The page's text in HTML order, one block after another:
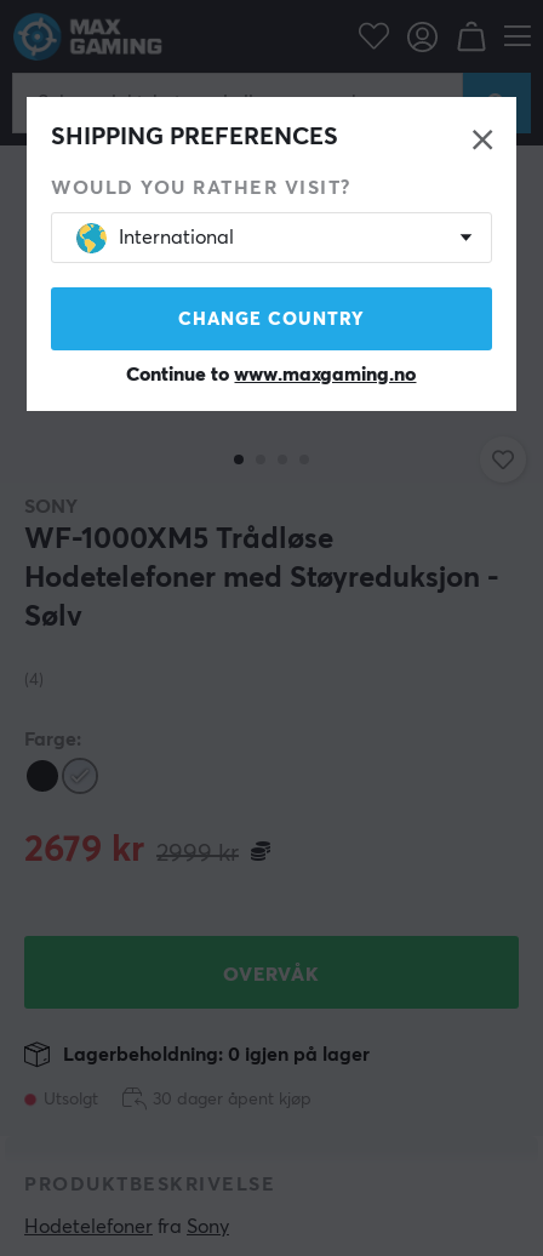
SHIPPING PREFERENCES
WOULD YOU RATHER VISIT?
International
CHANGE COUNTRY
Continue towww.maxgaming.no
Mobiltilbehør
SPAR 11%
SONY
WF-1000XM5 Trådløse
Hodetelefoner med Støyreduksjon -
Sølv
(4)
Farge:
2999kr
2679 kr
OVERVÅK
Utsolgt
Lagerbeholdning: 0 igjen på lager
30 dager åpent kjøp
PRODUKTBESKRIVELSE
Hodetelefoner fra Sony